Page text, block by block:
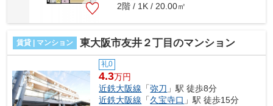
2階 / 1K / 20.00㎡
賃貸 | マンション 東大阪市友井２丁目のマンション
礼0
4.3万円
近鉄大阪線 「弥刀 」駅 徒歩8分
近鉄大阪線 「久宝寺口 」駅 徒歩15分